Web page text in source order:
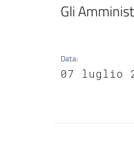
Gli
Data:
07 luglio